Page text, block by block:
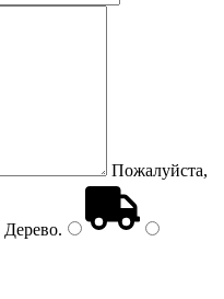
Пожалуйста,
Дерево.